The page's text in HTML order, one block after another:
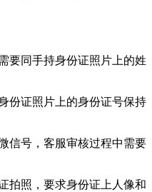
要同手持身份证照片上的姓
份证照片上的身份证号保持
信号，客服审核过程中需要
拍照，要求身份证上人像和